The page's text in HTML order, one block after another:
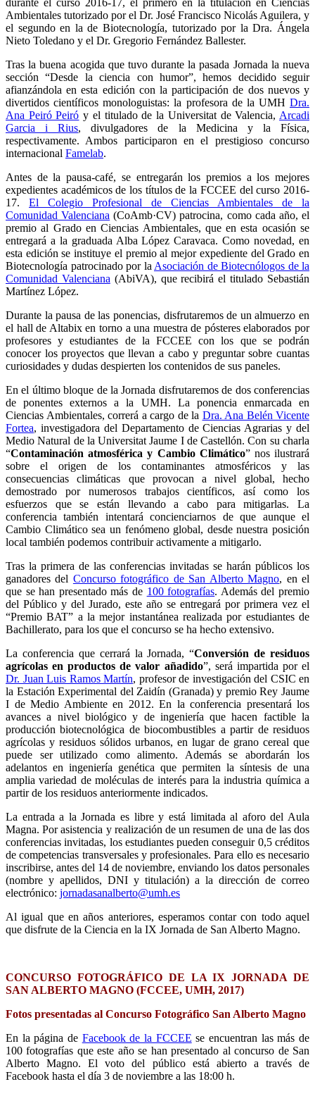
Ambientales tutorizado por el Dr. José Francisco Nicolás Aguilera, y
el segundo en la de Biotecnología, tutorizado por la Dra. Ángela
Nieto Toledano y el Dr. Gregorio Fernández Ballester.
Tras la buena acogida que tuvo durante la pasada Jornada la nueva
sección “Desde la ciencia con humor”, hemos decidido seguir
afianzándola en esta edición con la participación de dos nuevos y
divertidos científicos monologuistas: la profesora de la UMH Dra.
Ana Peiró Peiró y el titulado de la Universitat de Valencia, Arcadi
Garcia i Rius, divulgadores de la Medicina y la Física,
respectivamente. Ambos participaron en el prestigioso concurso
internacional Famelab.
Antes de la pausa-café, se entregarán los premios a los mejores
expedientes académicos de los títulos de la FCCEE del curso 2016-
17. El Colegio Profesional de Ciencias Ambientales de la
Comunidad Valenciana (CoAmb·CV) patrocina, como cada año, el
premio al Grado en Ciencias Ambientales, que en esta ocasión se
entregará a la graduada Alba López Caravaca. Como novedad, en
esta edición se instituye el premio al mejor expediente del Grado en
Biotecnología patrocinado por la Asociación de Biotecnólogos de la
Comunidad Valenciana (AbiVA), que recibirá el titulado Sebastián
Martínez López.
Durante la pausa de las ponencias, disfrutaremos de un almuerzo en
el hall de Altabix en torno a una muestra de pósteres elaborados por
profesores y estudiantes de la FCCEE con los que se podrán
conocer los proyectos que llevan a cabo y preguntar sobre cuantas
curiosidades y dudas despierten los contenidos de sus paneles.
En el último bloque de la Jornada disfrutaremos de dos conferencias
de ponentes externos a la UMH. La ponencia enmarcada en
Ciencias Ambientales, correrá a cargo de la Dra. Ana Belén Vicente
Fortea, investigadora del Departamento de Ciencias Agrarias y del
Medio Natural de la Universitat Jaume I de Castellón. Con su charla
“Contaminación atmosférica y Cambio Climático” nos ilustrará
sobre el origen de los contaminantes atmosféricos y las
consecuencias climáticas que provocan a nivel global, hecho
demostrado por numerosos trabajos científicos, así como los
esfuerzos que se están llevando a cabo para mitigarlas. La
conferencia también intentará concienciarnos de que aunque el
Cambio Climático sea un fenómeno global, desde nuestra posición
local también podemos contribuir activamente a mitigarlo.
Tras la primera de las conferencias invitadas se harán públicos los
ganadores del Concurso fotográfico de San Alberto Magno, en el
que se han presentado más de 100 fotografías. Además del premio
del Público y del Jurado, este año se entregará por primera vez el
“Premio BAT” a la mejor instantánea realizada por estudiantes de
Bachillerato, para los que el concurso se ha hecho extensivo.
La conferencia que cerrará la Jornada, “Conversión de residuos
agrícolas en productos de valor añadido”, será impartida por el
Dr. Juan Luis Ramos Martín, profesor de investigación del CSIC en
la Estación Experimental del Zaidín (Granada) y premio Rey Jaume
I de Medio Ambiente en 2012. En la conferencia presentará los
avances a nivel biológico y de ingeniería que hacen factible la
producción biotecnológica de biocombustibles a partir de residuos
agrícolas y residuos sólidos urbanos, en lugar de grano cereal que
puede ser utilizado como alimento. Además se abordarán los
adelantos en ingeniería genética que permiten la síntesis de una
amplia variedad de moléculas de interés para la industria química a
partir de los residuos anteriormente indicados.
La entrada a la Jornada es libre y está limitada al aforo del Aula
Magna. Por asistencia y realización de un resumen de una de las dos
conferencias invitadas, los estudiantes pueden conseguir 0,5 créditos
de competencias transversales y profesionales. Para ello es necesario
inscribirse, antes del 14 de noviembre, enviando los datos personales
(nombre y apellidos, DNI y titulación) a la dirección de correo
electrónico: jornadasanalberto@umh.es
Al igual que en años anteriores, esperamos contar con todo aquel
que disfrute de la Ciencia en la IX Jornada de San Alberto Magno.
CONCURSO FOTOGRÁFICO DE LA IX JORNADA DE
SAN ALBERTO MAGNO (FCCEE, UMH, 2017)
Fotos presentadas al Concurso Fotográfico San Alberto Magno
En la página de Facebook de la FCCEE se encuentran las más de
100 fotografías que este año se han presentado al concurso de San
Alberto Magno. El voto del público está abierto a través de
Facebook hasta el día 3 de noviembre a las 18:00 h.